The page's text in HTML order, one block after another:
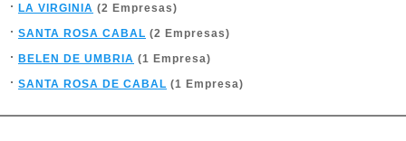
LA VIRGINIA (2 Empresas)
SANTA ROSA CABAL (2 Empresas)
BELEN DE UMBRIA (1 Empresa)
SANTA ROSA DE CABAL (1 Empresa)